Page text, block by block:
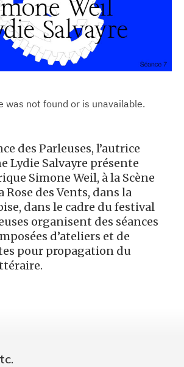
des Parleuses, l’autrice
Lydie Salvayre présente
Simone Weil, à la Scène
des Vents, dans la
dans le cadre du festival
organisent des séances
d’ateliers et de
pour propagation du